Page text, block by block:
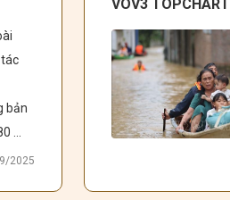
tâm
bản
trái
2025
VOV3 TOPCHART